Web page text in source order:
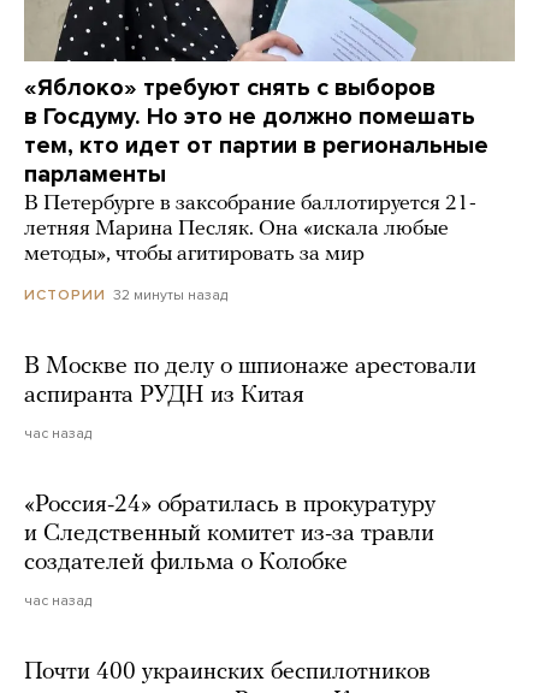
«Яблоко» требуют снять с выборов
в Госдуму. Но это не должно помешать
тем, кто идет от партии в региональные
парламенты
В Петербурге в заксобрание баллотируется 21-
летняя Марина Песляк. Она «искала любые
методы», чтобы агитировать за мир
ИСТОРИИ 32 минуты назад
В Москве по делу о шпионаже арестовали
аспиранта РУДН из Китая
час назад
«Россия-24» обратилась в прокуратуру
и Следственный комитет из-за травли
создателей фильма о Колобке
час назад
Почти 400 украинских беспилотников